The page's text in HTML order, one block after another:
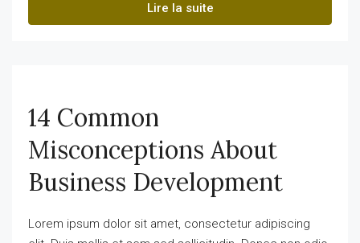
Lire la suite
14 Common
Misconceptions About
Business Development
Lorem ipsum dolor sit amet, consectetur adipiscing